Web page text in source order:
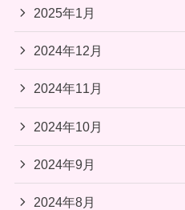
2025年1月
2024年12月
2024年11月
2024年10月
2024年9月
2024年8月